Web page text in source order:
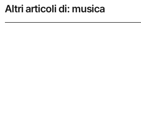
Altri articoli di: musica